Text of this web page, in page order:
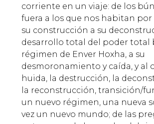
corriente en un viaje: de los
fuera a los que nos habitan por
su construcción a su
desarrollo total del poder total
régimen de Enver Hoxha, a su
desmoronamiento y caída, y al
huida, la destrucción, la
la reconstrucción, transición/
un nuevo régimen, una nueva
vez un nuevo mundo; de las